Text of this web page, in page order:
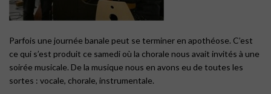
Parfois une journée banale peut se terminer en apothéose. C’est
ce qui s’est produit ce samedi où la chorale nous avait invités à une
soirée musicale. De la musique nous en avons eu de toutes les
sortes : vocale, chorale, instrumentale.